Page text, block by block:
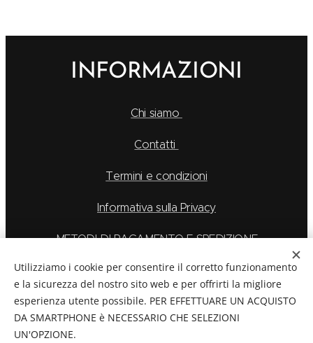
INFORMAZIONI
Chi siamo
Contatti
Termini e condizioni
Informativa sulla Privacy
METODI DI PAGAMENTO E SPEDIZIONE
La Feu S.r.l. via Caduti Delle Alpi Apuane 6, Borgo San
Utilizziamo i cookie per consentire il corretto funzionamento
e la sicurezza del nostro sito web e per offrirti la migliore
esperienza utente possibile. PER EFFETTUARE UN ACQUISTO
DA SMARTPHONE è NECESSARIO CHE SELEZIONI
UN'OPZIONE.